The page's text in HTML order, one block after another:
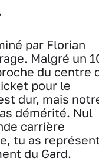
par Florian
Malgré un
du centre
pour le
dur, mais
démérité. Nul
carrière
tu as
du Gard.